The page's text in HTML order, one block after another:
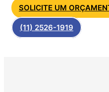
SOLICITE UM
(11) 2526-1919